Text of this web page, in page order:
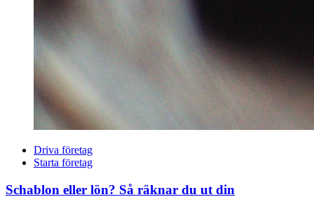
Driva företag
Starta företag
Schablon eller lön? Så räknar du ut din